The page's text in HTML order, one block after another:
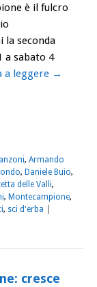
è il fulcro
la seconda
a sabato 4
a leggere →
, Armando
, Daniele Buio,
delle Valli,
, Montecampione,
, sci d'erba
cresce